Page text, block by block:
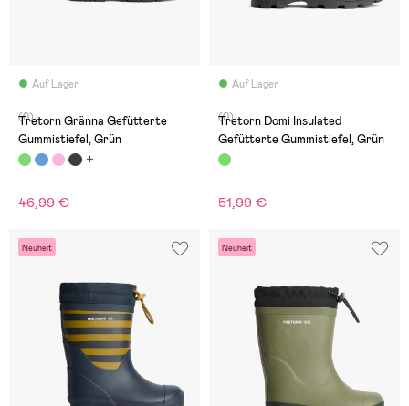
Auf Lager
(0)
Tretorn Gränna Gefütterte
Gummistiefel, Grün
46,99 €
Auf Lager
(0)
Tretorn Domi Insulated
Gefütterte Gummistiefel, Grün
51,99 €
Neuheit Neuheit